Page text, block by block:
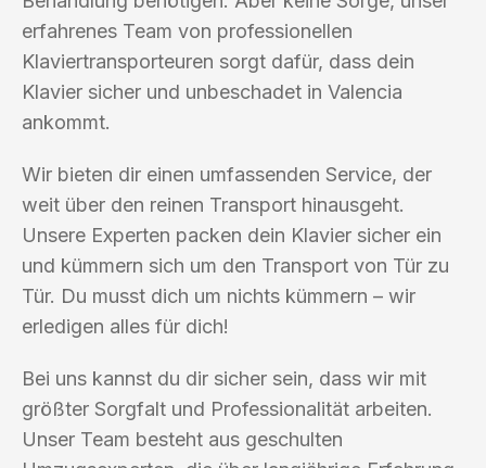
erfahrenes Team von professionellen
Klaviertransporteuren sorgt dafür, dass dein
Klavier sicher und unbeschadet in Valencia
ankommt.
Wir bieten dir einen umfassenden Service, der
weit über den reinen Transport hinausgeht.
Unsere Experten packen dein Klavier sicher ein
und kümmern sich um den Transport von Tür zu
Tür. Du musst dich um nichts kümmern – wir
erledigen alles für dich!
Bei uns kannst du dir sicher sein, dass wir mit
größter Sorgfalt und Professionalität arbeiten.
Unser Team besteht aus geschulten